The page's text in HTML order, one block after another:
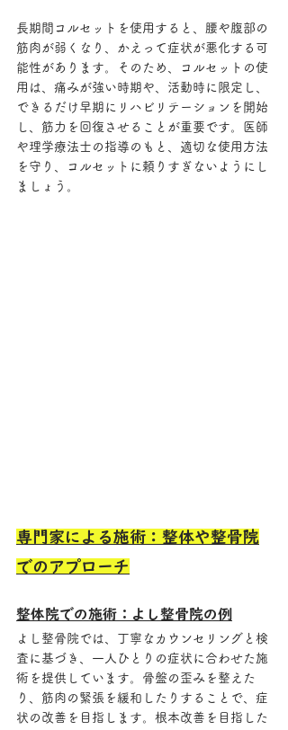
長期間コルセットを使用すると、腰や腹部の
筋肉が弱くなり、かえって症状が悪化する可
能性があります。そのため、コルセットの使
用は、痛みが強い時期や、活動時に限定し、
できるだけ早期にリハビリテーションを開始
し、筋力を回復させることが重要です。医師
や理学療法士の指導のもと、適切な使用方法
を守り、コルセットに頼りすぎないようにし
ましょう。
専門家による施術：整体や整骨院
でのアプローチ
整体院での施術：よし整骨院の例
よし整骨院では、丁寧なカウンセリングと検
査に基づき、一人ひとりの症状に合わせた施
術を提供しています。骨盤の歪みを整えた
り、筋肉の緊張を緩和したりすることで、症
状の改善を目指します。根本改善を目指した